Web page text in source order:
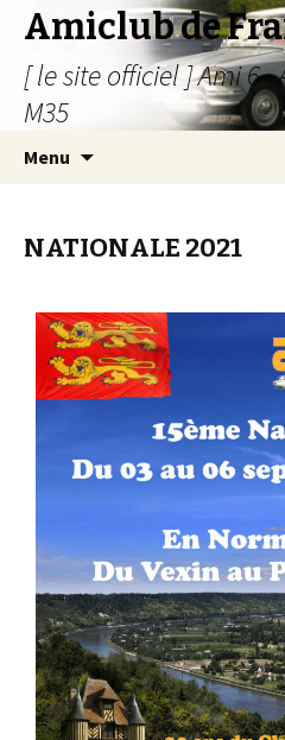
Amiclub de
[ le site officiel ] Ami 6 ·
M35
Menu
NATIONALE 2021